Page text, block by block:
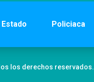
Estado Policiaca
los derechos reservados.